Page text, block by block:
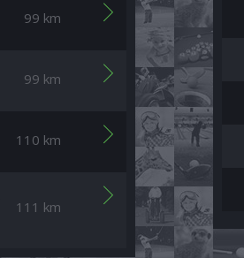
99 km
99 km
110 km
111 km